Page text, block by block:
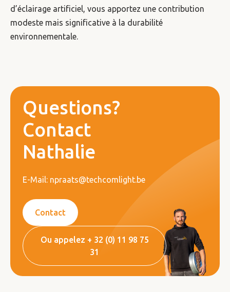
d’éclairage artificiel, vous apportez une contribution
modeste mais significative à la durabilité
environnementale.
Questions?
Contact
Nathalie
E-Mail: npraats@techcomlight.be
Contact
Ou appelez + 32 (0) 11 98 75
31